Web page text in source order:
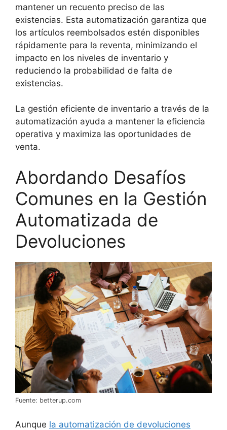
mantener un recuento preciso de las
existencias. Esta automatización garantiza que
los artículos reembolsados estén disponibles
rápidamente para la reventa, minimizando el
impacto en los niveles de inventario y
reduciendo la probabilidad de falta de
existencias.
La gestión eficiente de inventario a través de la
automatización ayuda a mantener la eficiencia
operativa y maximiza las oportunidades de
venta.
Abordando Desafíos
Comunes en la Gestión
Automatizada de
Devoluciones
Fuente: betterup.com
Aunque la automatización de devoluciones